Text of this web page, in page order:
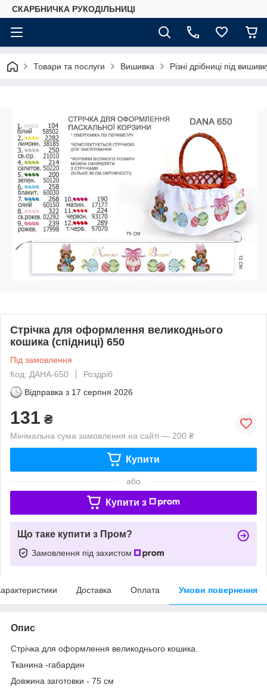
СКАРБНИЧКА РУКОДІЛЬНИЦІ
Товари та послуги Вишивка Різні дрібниці під
Стрічка для оформлення великоднього
кошика (спідниці) 650
Під замовлення
Код: ДАНА-650
Роздріб
Відправка з 17 серпня 2026
131 ₴
Мінімальна сума замовлення на сайті — 200 ₴
Купити
або
Купити з
Що таке купити з Пром?
Замовлення під захистом
Доставка Оплата Умови повернення
Опис
Стрічка для оформлення великоднього кошика.
Тканина -габардин
Довжина заготовки - 75 см